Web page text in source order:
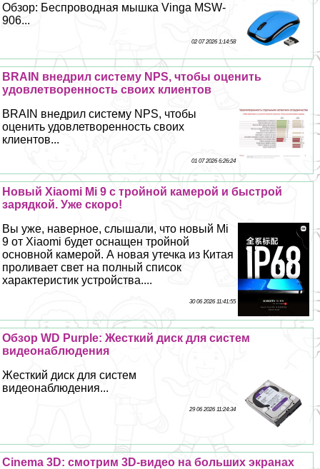
Обзор: Беспроводная мышка Vinga MSW-
906...
02 07 2026 1:14:58
BRAIN внедрил систему NPS, чтобы оценить
удовлетворенность своих клиентов
BRAIN внедрил систему NPS, чтобы
оценить удовлетворенность своих
клиентов...
01 07 2026 6:26:24
Новый Xiaomi Mi 9 с тройной камерой и быстрой
зарядкой. Уже скоро!
Вы уже, наверное, слышали, что новый Mi
9 от Xiaomi будет оснащен тройной
основной камерой. А новая утечка из Китая
проливает свет на полный список
хаpaктеристик устройства....
30 06 2026 11:41:55
Обзор WD Purple: Жесткий диск для систем
видеонаблюдения
Жесткий диск для систем
видеонаблюдения...
29 06 2026 11:24:34
Cinema 3D: смотрим 3D-видео на больших экранах